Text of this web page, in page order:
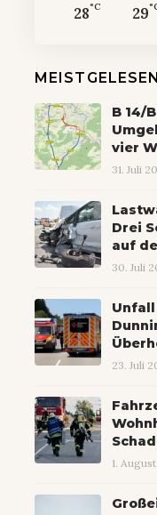
28°C 29
MEISTGELESEN
B 14/
vier
31. Juli
Drei
auf
30. Juli
Unfall
23. Juli
1.